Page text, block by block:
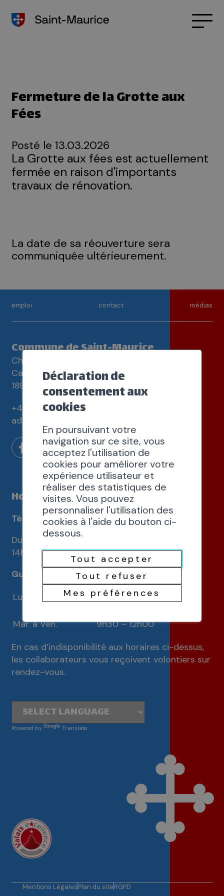
Fermeture de la Grotte aux
Fées
Posté le13.03.2026
La Grotte aux fées est actuellement
fermée en raison d'importants
travaux de rénovation.
La date de sa réouverture sera
communiquée ultérieurement.
emploi contact médias
Commune de Saint-Maurice
Chemin de la Tuilerie 3
Case postale 83
1890 Saint-Maurice
+41 24 486 60 60
administration@st-maurice.ch
Horaires d'ouverture
Téléphones
Du lundi au vendredi de 9h30 à 12h00 et de
14h00 à 16h00
Guichets
Lundi
9h30 – 12h00
Mar. à Ven.
9h30 – 12h00
En cas d’indisponibilité aux horaires ci-dessus,
les collaborateurs vous reçoivent volontiers sur
rendez-vous.
Powered by Translate
Mentions LégalesPlan du siteRGPD
Déclaration de
consentement aux
cookies
En poursuivant votre
navigation sur ce site, vous
acceptez l'utilisation de
cookies pour améliorer votre
expérience utilisateur et
réaliser des statistiques de
visites. Vous pouvez
personnaliser l'utilisation des
cookies à l'aide du bouton ci-
dessous.
Tout accepter
Tout refuser
Mes préférences